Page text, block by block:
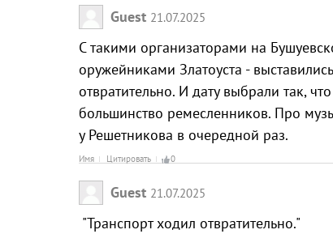
Guest 21.07.2025
С такими организаторами на
оружейниками Златоуста -
отвратительно. И дату выбрали так,
большинство ремесленников. Про
у Решетникова в очередной раз.
Имя Цитировать 0
Guest 21.07.2025
"Транспорт ходил отвратительно."